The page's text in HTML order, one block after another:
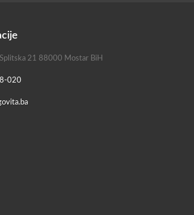
21 88000 Mostar BiH
020